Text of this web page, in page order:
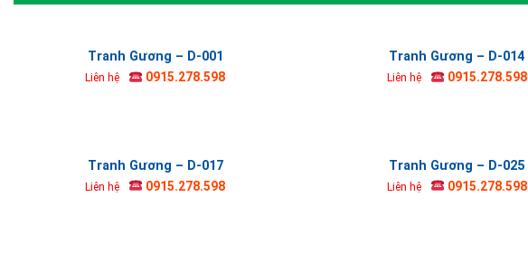
Tranh Gương – D-001
Liên hệ 0915.278.598
Tranh Gương – D-014
Liên hệ 0915.278.598
Tranh Gương – D-017
Liên hệ 0915.278.598
Tranh Gương – D-025
Liên hệ 0915.278.598